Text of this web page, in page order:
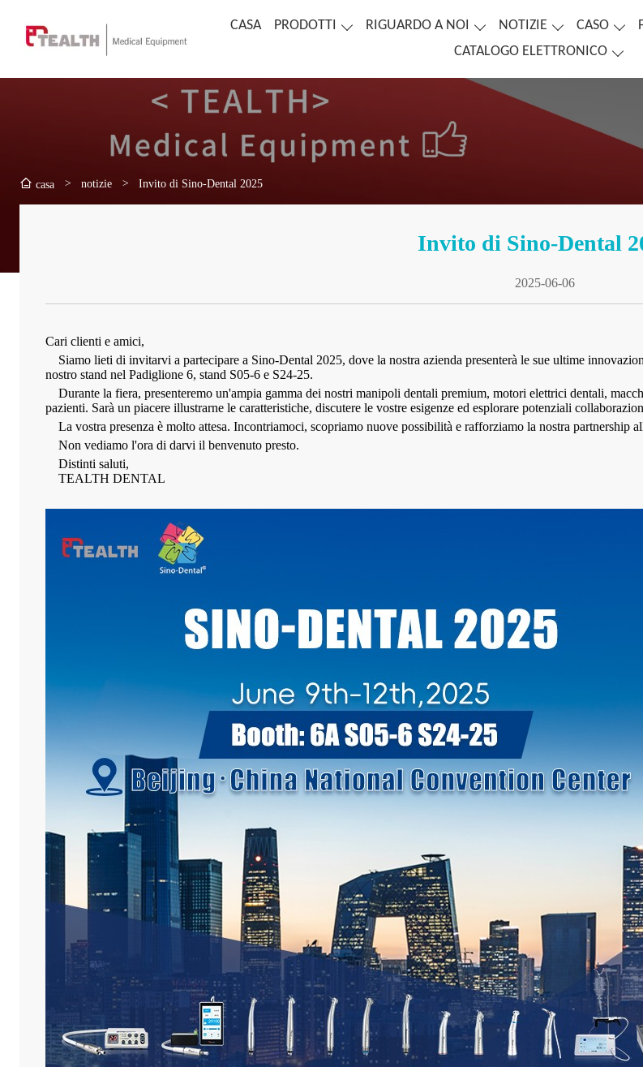
CASA PRODOTTI RIGUARDO A NOI NOTIZIE CASO
CATALOGO ELETTRONICO
casa > notizie > Invito di Sino-Dental 2025
Invito di Sino-Dental
2025-06-06
Cari clienti e amici,
Siamo lieti di invitarvi a partecipare a Sino-Dental 2025, dove la nostra azienda presenterà le sue ultime
nostro stand nel Padiglione 6, stand S05-6 e S24-25.
Durante la fiera, presenteremo un'ampia gamma dei nostri manipoli dentali premium, motori elettrici dentali,
pazienti. Sarà un piacere illustrarne le caratteristiche, discutere le vostre esigenze ed esplorare potenziali
La vostra presenza è molto attesa. Incontriamoci, scopriamo nuove possibilità e rafforziamo la nostra partnership
Non vediamo l'ora di darvi il benvenuto presto.
Distinti saluti,
TEALTH DENTAL